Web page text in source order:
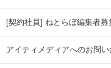
[契約社員] ねとらぼ編集者募
アイティメディアへのお問